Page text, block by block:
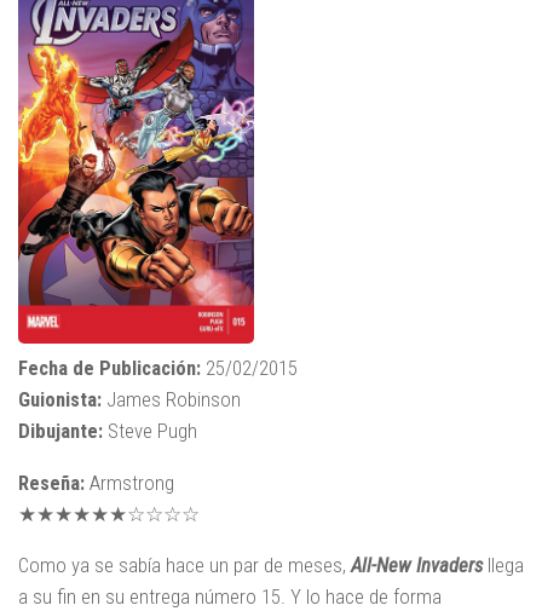
Fecha de Publicación: 25/02/2015
Guionista: James Robinson
Dibujante: Steve Pugh
Reseña: Armstrong
★★★★★★☆☆☆☆
Como ya se sabía hace un par de meses,All-New Invadersllega
a su fin en su entrega número 15. Y lo hace de forma